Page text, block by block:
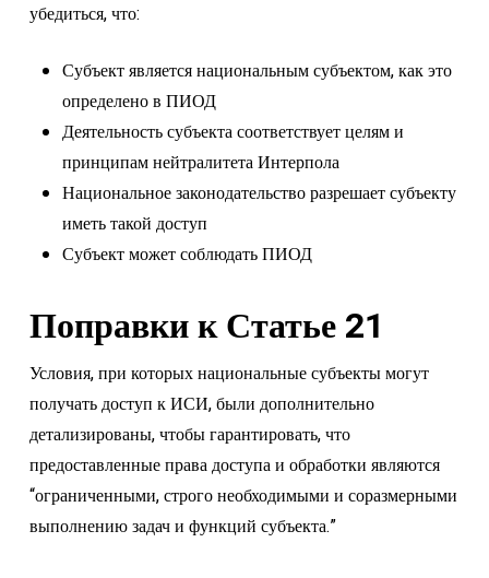
убедиться, что:
Субъект является национальным субъектом, как это
определено в ПИОД
Деятельность субъекта соответствует целям и
принципам нейтралитета Интерпола
Национальное законодательство разрешает субъекту
иметь такой доступ
Субъект может соблюдать ПИОД
Поправки к Статье 21
Условия, при которых национальные субъекты могут
получать доступ к ИСИ, были дополнительно
детализированы, чтобы гарантировать, что
предоставленные права доступа и обработки являются
“ограниченными, строго необходимыми и соразмерными
выполнению задач и функций субъекта.”